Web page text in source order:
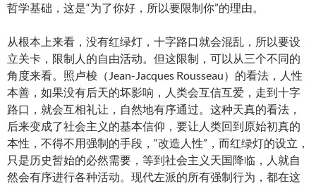
哲学基础，这是“为了你好，所以要限制你”的理由。
从根本上来看，没有红绿灯，十字路口就会混乱，所以要设
立关卡，限制人的自由活动。但这限制，可以从三个不同的
角度来看。照卢梭（Jean-Jacques Rousseau）的看法，人性
本善，如果没有后天的坏影响，人类会互信互爱，走到十字
路口，就会互相礼让，自然地有序通过。这种天真的看法，
后来变成了社会主义的基本信仰，要让人类回到原始初真的
本性，不得不用强制的手段，“改造人性”，而红绿灯的设立，
只是历史暂始的必然需要，等到社会主义天国降临，人就自
然会有序进行各种活动。现代左派的所有强制行为，都在这